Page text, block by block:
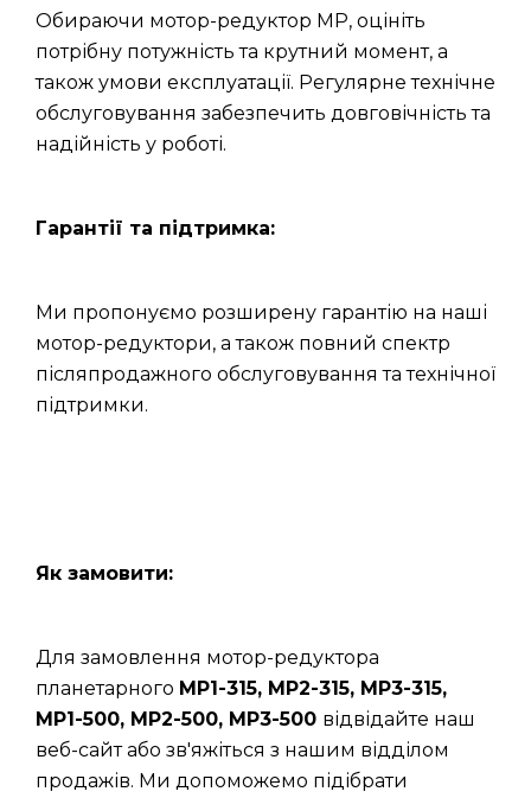
Обираючи мотор-редуктор МР, оцініть
потрібну потужність та крутний момент, а
також умови експлуатації. Регулярне технічне
обслуговування забезпечить довговічність та
надійність у роботі.
Гарантії та підтримка:
Ми пропонуємо розширену гарантію на наші
мотор-редуктори, а також повний спектр
післяпродажного обслуговування та технічної
підтримки.
Як замовити:
Для замовлення мотор-редуктора
планетарного МР1-315, МР2-315, МР3-315,
МР1-500, МР2-500, МР3-500 відвідайте наш
веб-сайт або зв'яжіться з нашим відділом
продажів. Ми допоможемо підібрати